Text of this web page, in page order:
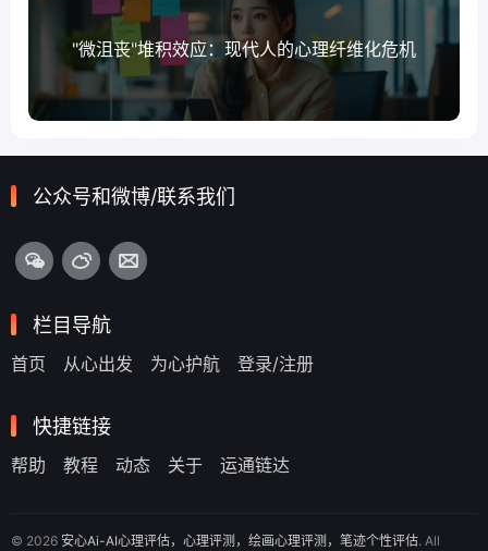
"微沮丧"堆积效应：现代人的心理纤维化危机
公众号和微博/联系我们
栏目导航
首页 从心出发 为心护航 登录/注册
快捷链接
帮助 教程 动态 关于 运通链达
© 2026 安心Ai-AI心理评估，心理评测，绘画心理评测，笔迹个性评估. All